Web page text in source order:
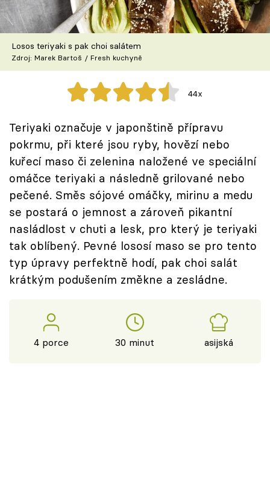
Škola vaření
Recepty z TV
Speciál: Cuketa
Těhotnej kuchař
Sledujte prima+
Přihlášení
Sledujte nás
Losos teriyaki s pak choi salátem
Zdroj: Marek Bartoš / Fresh kuchyně
44x
Teriyaki označuje v japonštině přípravu
pokrmu, při které jsou ryby, hovězí nebo
kuřecí maso či zelenina naložené ve speciální
omáčce teriyaki a následně grilované nebo
pečené. Směs sójové omáčky, mirinu a medu
se postará o jemnost a zároveň pikantní
nasládlost v chuti a lesk, pro který je teriyaki
tak oblíbený. Pevné lososí maso se pro tento
typ úpravy perfektně hodí, pak choi salát
krátkým podušením změkne a zesládne.
4 porce 30 minut asijská